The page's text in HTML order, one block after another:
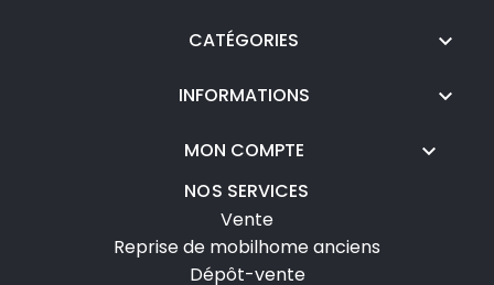
CATÉGORIES 
INFORMATIONS 
MON COMPTE 
NOS SERVICES
Vente
Reprise de mobilhome anciens
Dépôt-vente